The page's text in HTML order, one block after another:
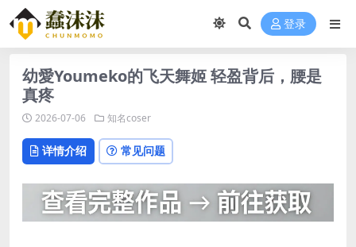
登录
幼愛Youmeko的飞天舞姬 轻盈背后，腰是
真疼
2026-07-06 知名coser
详情介绍 常见问题